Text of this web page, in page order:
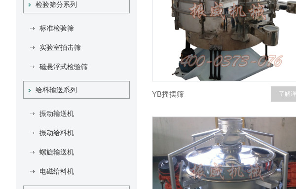
检验筛分系列
标准检验筛
实验室拍击筛
磁悬浮式检验筛
给料输送系列
振动输送机
振动给料机
螺旋输送机
电磁给料机
YB摇摆筛 了解